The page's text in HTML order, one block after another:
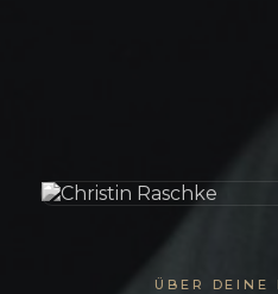
ÜBER DEINE